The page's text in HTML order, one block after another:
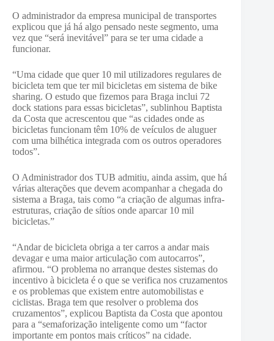
O administrador da empresa municipal de transportes
explicou que já há algo pensado neste segmento, uma
vez que “será inevitável” para se ter uma cidade a
funcionar.
“Uma cidade que quer 10 mil utilizadores regulares de
bicicleta tem que ter mil bicicletas em sistema de bike
sharing. O estudo que fizemos para Braga inclui 72
dock stations para essas bicicletas”, sublinhou Baptista
da Costa que acrescentou que “as cidades onde as
bicicletas funcionam têm 10% de veículos de aluguer
com uma bilhética integrada com os outros operadores
todos”.
O Administrador dos TUB admitiu, ainda assim, que há
várias alterações que devem acompanhar a chegada do
sistema a Braga, tais como “a criação de algumas infra-
estruturas, criação de sítios onde aparcar 10 mil
bicicletas.”
“Andar de bicicleta obriga a ter carros a andar mais
devagar e uma maior articulação com autocarros”,
afirmou. “O problema no arranque destes sistemas do
incentivo à bicicleta é o que se verifica nos cruzamentos
e os problemas que existem entre automobilistas e
ciclistas. Braga tem que resolver o problema dos
cruzamentos”, explicou Baptista da Costa que apontou
para a “semaforização inteligente como um “factor
importante em pontos mais críticos” na cidade.